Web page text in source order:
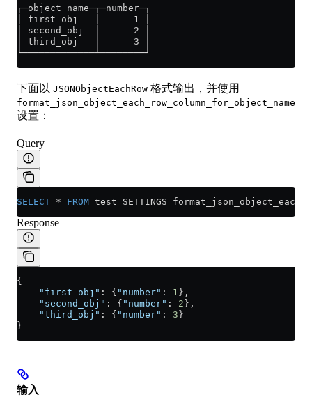
┌─object_name─┬─number─┐
│ first_obj   │      1 │
│ second_obj  │      2 │
│ third_obj   │      3 │
└─────────────┴────────┘
下面以 JSONObjectEachRow 格式输出，并使用
format_json_object_each_row_column_for_object_name
设置：
Query
SELECT * FROM test SETTINGS
Response
{
    "first_obj"
: { "number" : 1 },
    "second_obj"
: { "number" : 2 },
    "third_obj"
: { "number" : 3 }
}
输入